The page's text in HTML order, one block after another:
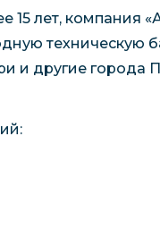
15 лет, компания
техническую
и другие города